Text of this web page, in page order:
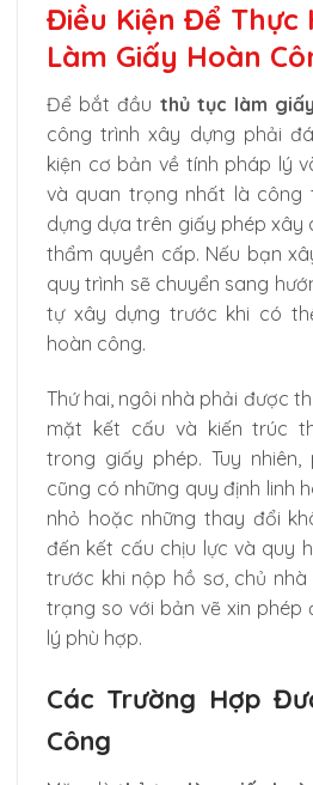
Điều Kiện Để Thực
Làm Giấy Hoàn
Để bắt đầu thủ tục làm
công trình xây dựng phải
kiện cơ bản về tính pháp lý
và quan trọng nhất là công
dựng dựa trên giấy phép xây
thẩm quyền cấp. Nếu bạn
quy trình sẽ chuyển sang
tự xây dựng trước khi có
hoàn công.
Thứ hai, ngôi nhà phải được
mặt kết cấu và kiến trúc
trong giấy phép. Tuy
cũng có những quy định linh
nhỏ hoặc những thay đổi
đến kết cấu chịu lực và quy
trước khi nộp hồ sơ, chủ
trạng so với bản vẽ xin phép
lý phù hợp.
Các Trường Hợp
Công